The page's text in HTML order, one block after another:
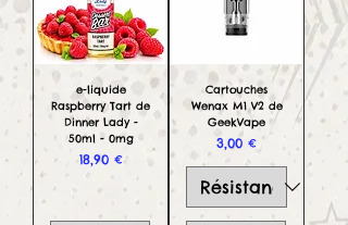
e-liquide
Raspberry Tart de
Dinner Lady -
50ml - 0mg
Prix
18,90 €
Cartouches
Wenax M1 V2 de
GeekVape
Prix
3,00 €